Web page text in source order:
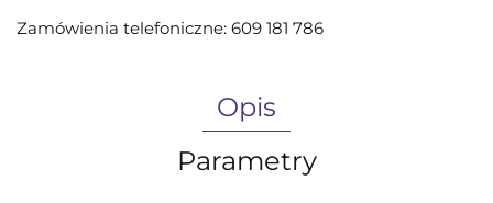
Zamówienia telefoniczne: 609 181 786
Opis
Parametry